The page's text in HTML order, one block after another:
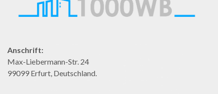
Anschrift:
Max-Liebermann-Str. 24
99099 Erfurt, Deutschland.